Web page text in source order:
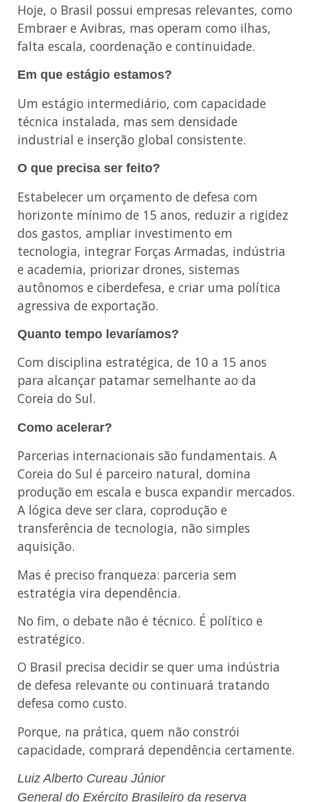
Hoje, o Brasil possui empresas relevantes, como
Embraer e Avibras, mas operam como ilhas,
falta escala, coordenação e continuidade.
Em que estágio estamos?
Um estágio intermediário, com capacidade
técnica instalada, mas sem densidade
industrial e inserção global consistente.
O que precisa ser feito?
Estabelecer um orçamento de defesa com
horizonte mínimo de 15 anos, reduzir a rigidez
dos gastos, ampliar investimento em
tecnologia, integrar Forças Armadas, indústria
e academia, priorizar drones, sistemas
autônomos e ciberdefesa, e criar uma política
agressiva de exportação.
Quanto tempo levaríamos?
Com disciplina estratégica, de 10 a 15 anos
para alcançar patamar semelhante ao da
Coreia do Sul.
Como acelerar?
Parcerias internacionais são fundamentais. A
Coreia do Sul é parceiro natural, domina
produção em escala e busca expandir mercados.
A lógica deve ser clara, coprodução e
transferência de tecnologia, não simples
aquisição.
Mas é preciso franqueza: parceria sem
estratégia vira dependência.
No fim, o debate não é técnico. É político e
estratégico.
O Brasil precisa decidir se quer uma indústria
de defesa relevante ou continuará tratando
defesa como custo.
Porque, na prática, quem não constrói
capacidade, comprará dependência certamente.
Luiz Alberto Cureau Júnior
General do Exército Brasileiro da reserva